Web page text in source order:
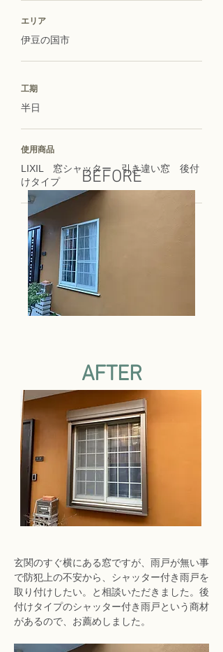
エリア
伊豆の国市
工期
半日
使用商品
LIXIL 窓シャッター 引き違い窓 後付
けタイプ
BEFORE
AFTER
玄関のすぐ横にある窓ですが、雨戸が無い事
で防犯上の不安から、シャッター付き雨戸を
取り付けしたい。と相談いただきました。後
付けタイプのシャッター付き雨戸という商材
があるので、お薦めしました。